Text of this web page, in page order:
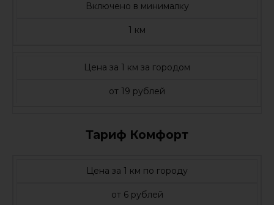
Включено в минималку
1 км
Цена за 1 км за городом
от 19 рублей
Тариф Комфорт
Цена за 1 км по городу
от 6 рублей